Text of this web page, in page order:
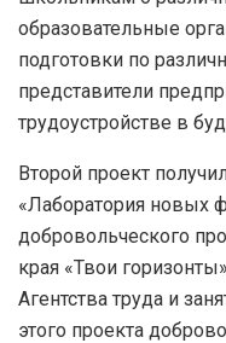
образовательные
подготовки по
представители
трудоустройстве в
Второй проект
«Лаборатория новых
добровольческого
края «Твои
Агентства труда и
этого проекта